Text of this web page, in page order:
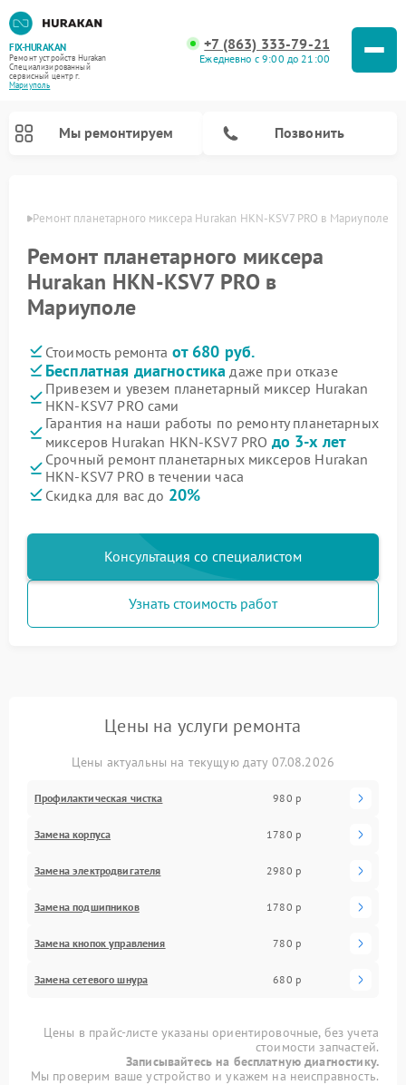
FIX-HURAKAN
Ремонт устройств Hurakan
Специализированный
cервисный центр г.
Мариуполь
+7 (863) 333-79-21
Ежедневно с 9:00 до 21:00
Мы ремонтируем Позвонить
Ремонт планетарного миксера Hurakan HKN-KSV7 PRO в Мариуполе
Ремонт планетарного миксера
Hurakan HKN-KSV7 PRO в
Мариуполе
Стоимость ремонта от 680 руб.
Бесплатная диагностика даже при отказе
Привезем и увезем планетарный миксер Hurakan
HKN-KSV7 PRO сами
Гарантия на наши работы по ремонту планетарных
миксеров Hurakan HKN-KSV7 PRO до 3-х лет
Срочный ремонт планетарных миксеров Hurakan
HKN-KSV7 PRO в течении часа
Скидка для вас до 20%
Консультация со специалистом
Узнать стоимость работ
Цены на услуги ремонта
Цены актуальны на текущую дату 07.08.2026
Профилактическая чистка 980 р
Замена корпуса 1780 р
Замена электродвигателя 2980 р
Замена подшипников 1780 р
Замена кнопок управления 780 р
Замена сетевого шнура 680 р
Цены в прайс-листе указаны ориентировочные, без учета
стоимости запчастей.
Записывайтесь на бесплатную диагностику.
Мы проверим ваше устройство и укажем на неисправность.